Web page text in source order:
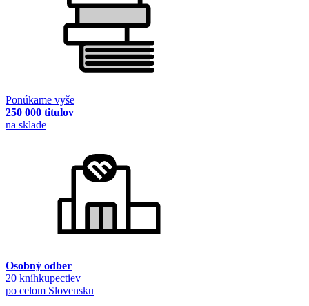
Ponúkame vyše
250 000 titulov
na sklade
Osobný odber
20 kníhkupectiev
po celom Slovensku